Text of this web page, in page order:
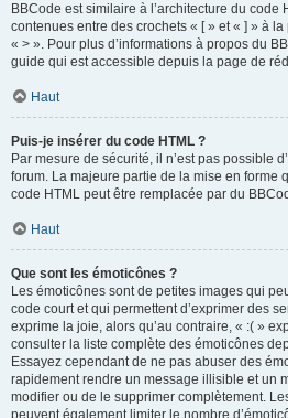
BBCode est similaire à l’architecture du code
contenues entre des crochets « [ » et « ] » à
« > ». Pour plus d’informations à propos du
guide qui est accessible depuis la page de
Haut
Puis-je insérer du code HTML ?
Par mesure de sécurité, il n’est pas possible
forum. La majeure partie de la mise en forme
code HTML peut être remplacée par du
Haut
Que sont les émoticônes ?
Les émoticônes sont de petites images qui
code court et qui permettent d’exprimer des
exprime la joie, alors qu’au contraire, « :( »
consulter la liste complète des émoticônes
Essayez cependant de ne pas abuser des
rapidement rendre un message illisible et un
modifier ou de le supprimer complètement.
peuvent également limiter le nombre